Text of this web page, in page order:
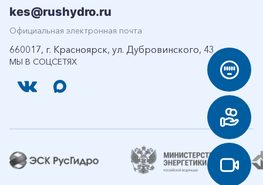
МЫ В СОЦСЕТЯХ
kes@rushydro.ru
Официальная электронная почта
660017, г. Красноярск, ул. Дубровинского, 43